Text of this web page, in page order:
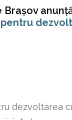
dezvoltarea